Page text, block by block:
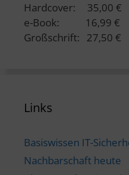
Hardcover: 35,00 €
e-Book: 16,99 €
Großschrift: 27,50 €
Links
Basiswissen IT-
Nachbarschaft heute